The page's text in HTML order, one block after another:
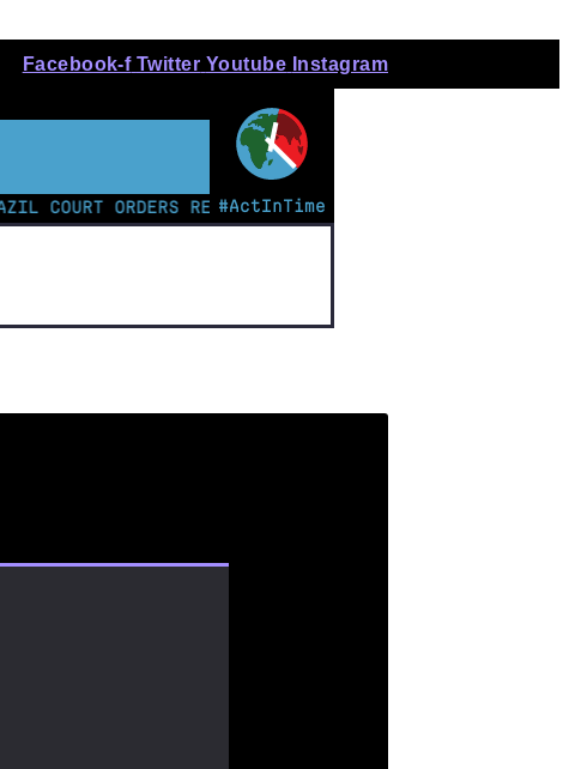
Facebook-f Twitter Youtube Instagram
#ActInTime
RECOGNITION OF INDIGENOUS LAND